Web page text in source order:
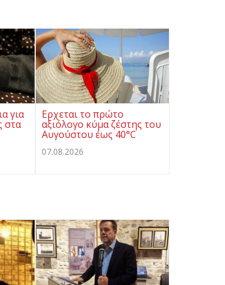
για
στα
Ερχεται το πρώτο
αξιόλογο κύμα ζέστης του
Αυγούστου έως 40°C
07.08.2026